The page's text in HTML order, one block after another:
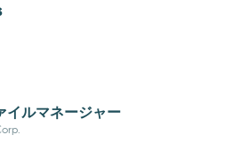
イルマネージャー